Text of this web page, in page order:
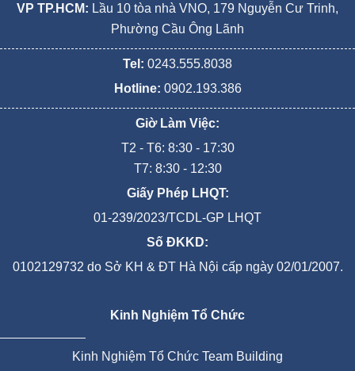
VP TP.HCM: Lầu 10 tòa nhà VNO, 179 Nguyễn Cư Trinh,
Phường Cầu Ông Lãnh
Tel: 0243.555.8038
Hotline: 0902.193.386
Giờ Làm Việc:
T2 - T6: 8:30 - 17:30
T7: 8:30 - 12:30
Giấy Phép LHQT:
01-239/2023/TCDL-GP LHQT
Số ĐKKD:
0102129732 do Sở KH & ĐT Hà Nội cấp ngày 02/01/2007.
Kinh Nghiệm Tổ Chức
Kinh Nghiệm Tổ Chức Team Building